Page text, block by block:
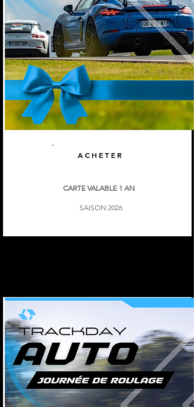
ACHETER
CARTE VALABLE 1 AN
SAISON 2026